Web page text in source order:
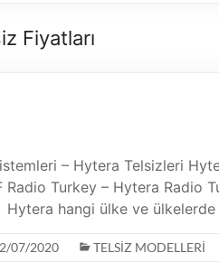
Fiyatları
– Hytera Telsizleri
Turkey – Hytera Radio
Hytera hangi ülke ve
07/2020 TELSİZ MODELLERİ